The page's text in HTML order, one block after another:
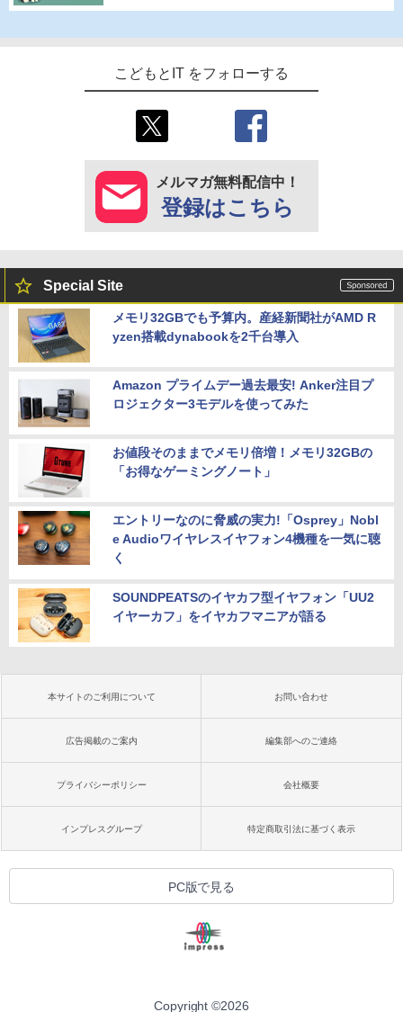
こどもとIT をフォローする
メルマガ無料配信中！
登録はこちら
Special Site
メモリ32GBでも予算内。産経新聞社がAMD R
yzen搭載dynabookを2千台導入
Amazon プライムデー過去最安! Anker注目プ
ロジェクター3モデルを使ってみた
お値段そのままでメモリ倍増！メモリ32GBの
「お得なゲーミングノート」
エントリーなのに脅威の実力!「Osprey」Nobl
e Audioワイヤレスイヤフォン4機種を一気に聴
く
SOUNDPEATSのイヤカフ型イヤフォン「UU2
イヤーカフ」をイヤカフマニアが語る
本サイトのご利用について お問い合わせ
広告掲載のご案内 編集部へのご連絡
プライバシーポリシー 会社概要
インプレスグループ 特定商取引法に基づく表示
PC版で見る
Copyright ©2026